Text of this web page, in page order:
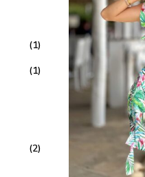
(1)
(1)
(2)